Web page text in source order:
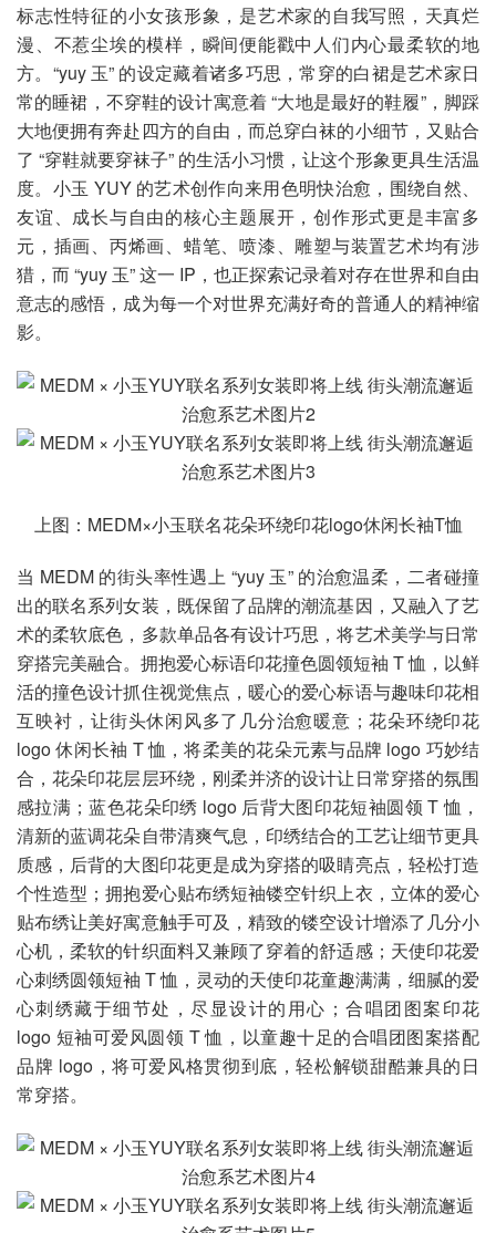
标志性特征的小女孩形象，是艺术家的自我写照，天真烂
漫、不惹尘埃的模样，瞬间便能戳中人们内心最柔软的地
方。“yuy 玉” 的设定藏着诸多巧思，常穿的白裙是艺术家日
常的睡裙，不穿鞋的设计寓意着 “大地是最好的鞋履”，脚踩
大地便拥有奔赴四方的自由，而总穿白袜的小细节，又贴合
了 “穿鞋就要穿袜子” 的生活小习惯，让这个形象更具生活温
度。小玉 YUY 的艺术创作向来用色明快治愈，围绕自然、
友谊、成长与自由的核心主题展开，创作形式更是丰富多
元，插画、丙烯画、蜡笔、喷漆、雕塑与装置艺术均有涉
猎，而 “yuy 玉” 这一 IP，也正探索记录着对存在世界和自由
意志的感悟，成为每一个对世界充满好奇的普通人的精神缩
影。
上图：MEDM×小玉联名花朵环绕印花logo休闲长袖T恤
当 MEDM 的街头率性遇上 “yuy 玉” 的治愈温柔，二者碰撞
出的联名系列女装，既保留了品牌的潮流基因，又融入了艺
术的柔软底色，多款单品各有设计巧思，将艺术美学与日常
穿搭完美融合。拥抱爱心标语印花撞色圆领短袖 T 恤，以鲜
活的撞色设计抓住视觉焦点，暖心的爱心标语与趣味印花相
互映衬，让街头休闲风多了几分治愈暖意；花朵环绕印花
logo 休闲长袖 T 恤，将柔美的花朵元素与品牌 logo 巧妙结
合，花朵印花层层环绕，刚柔并济的设计让日常穿搭的氛围
感拉满；蓝色花朵印绣 logo 后背大图印花短袖圆领 T 恤，
清新的蓝调花朵自带清爽气息，印绣结合的工艺让细节更具
质感，后背的大图印花更是成为穿搭的吸睛亮点，轻松打造
个性造型；拥抱爱心贴布绣短袖镂空针织上衣，立体的爱心
贴布绣让美好寓意触手可及，精致的镂空设计增添了几分小
心机，柔软的针织面料又兼顾了穿着的舒适感；天使印花爱
心刺绣圆领短袖 T 恤，灵动的天使印花童趣满满，细腻的爱
心刺绣藏于细节处，尽显设计的用心；合唱团图案印花
logo 短袖可爱风圆领 T 恤，以童趣十足的合唱团图案搭配
品牌 logo，将可爱风格贯彻到底，轻松解锁甜酷兼具的日
常穿搭。